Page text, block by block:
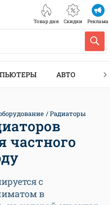
Товар дня Скидки Реклама
АВТО
Радиаторы
частного
с
в